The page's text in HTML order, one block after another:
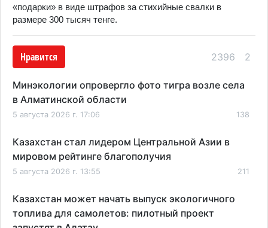
«подарки» в виде штрафов за стихийные свалки в
размере 300 тысяч тенге.
Нравится 2396 2
Минэкологии опровергло фото тигра возле села
в Алматинской области
5 августа 2026 г. 17:06 138
Казахстан стал лидером Центральной Азии в
мировом рейтинге благополучия
5 августа 2026 г. 13:55 211
Казахстан может начать выпуск экологичного
топлива для самолетов: пилотный проект